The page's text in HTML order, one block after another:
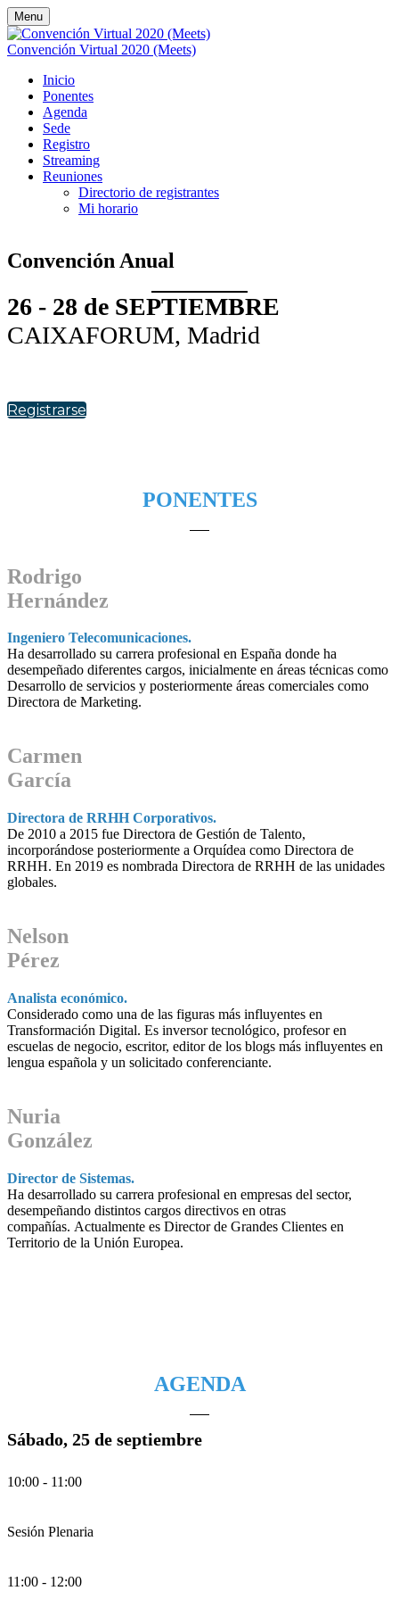
Menu
Convención Virtual 2020 (Meets)
Inicio
Ponentes
Agenda
Sede
Registro
Streaming
Reuniones
Directorio de registrantes
Mi horario
Convención Anual
26 - 28 de SEPTIEMBRE
CAIXAFORUM, Madrid
Registrarse
PONENTES
Rodrigo
Hernández
Ingeniero Telecomunicaciones.
Ha desarrollado su carrera profesional en España donde ha
desempeñado diferentes cargos, inicialmente en áreas técnicas como
Desarrollo de servicios y posteriormente áreas comerciales como
Directora de Marketing.
Carmen
García
Directora de RRHH Corporativos.
De 2010 a 2015 fue Directora de Gestión de Talento,
incorporándose posteriormente a Orquídea como Directora de
RRHH. En 2019 es nombrada Directora de RRHH de las unidades
globales.
Nelson
Pérez
Analista económico.
Considerado como una de las figuras más influyentes en
Transformación Digital. Es inversor tecnológico, profesor en
escuelas de negocio, escritor, editor de los blogs más influyentes en
lengua española y un solicitado conferenciante.
Nuria
González
Director de Sistemas.
Ha desarrollado su carrera profesional en empresas del sector,
desempeñando distintos cargos directivos en otras
compañías. Actualmente es Director de Grandes Clientes en
Territorio de la Unión Europea.
AGENDA
Sábado, 25 de septiembre
10:00 - 11:00
Sesión Plenaria
11:00 - 12:00